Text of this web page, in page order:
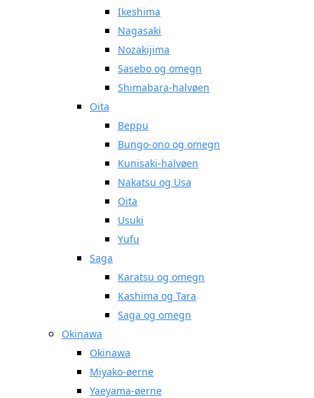
Ikeshima
Nagasaki
Nozakijima
Sasebo og omegn
Shimabara-halvøen
Oita
Beppu
Bungo-ono og omegn
Kunisaki-halvøen
Nakatsu og Usa
Oita
Usuki
Yufu
Saga
Karatsu og omegn
Kashima og Tara
Saga og omegn
Okinawa
Okinawa
Miyako-øerne
Yaeyama-øerne